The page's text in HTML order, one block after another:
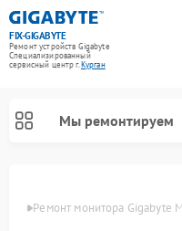
FIX-GIGABYTE
Ремонт устройств Gigabyte
Специализированный
cервисный центр г.Курган
Мы ремонтируем
Ремонт монитора Gigabyte